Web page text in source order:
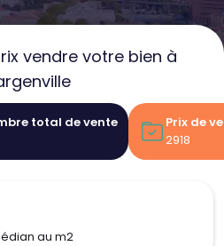
vendre votre bien à
total de vente
Prix de
2918
au m2